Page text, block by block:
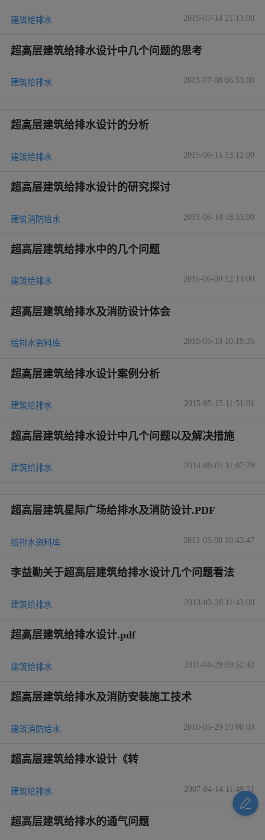
建筑给排水 2015-07-14 21:13:00
超高层建筑给排水设计中几个问题的思考
建筑给排水 2015-07-08 06:53:00
超高层建筑给排水设计的分析
建筑给排水 2015-06-15 13:12:00
超高层建筑给排水设计的研究探讨
建筑消防给水 2015-06-10 18:33:00
超高层建筑给排水中的几个问题
建筑给排水 2015-06-09 12:14:00
超高层建筑给排水及消防设计体会
给排水资料库 2015-05-19 10:19:35
超高层建筑给排水设计案例分析
建筑给排水 2015-05-15 11:51:01
超高层建筑给排水设计中几个问题以及解决措施
建筑给排水 2014-09-01 11:07:29
超高层建筑星际广场给排水及消防设计.PDF
给排水资料库 2013-05-08 10:43:47
李益勤关于超高层建筑给排水设计几个问题看法
建筑给排水 2013-03-28 11:43:08
超高层建筑给排水设计.pdf
建筑给排水 2011-04-29 09:52:42
超高层建筑给排水及消防安装施工技术
建筑消防给水 2010-05-29 19:00:03
超高层建筑给排水设计《转
建筑给排水 2007-04-14 11:49:51
超高层建筑给排水的通气问题